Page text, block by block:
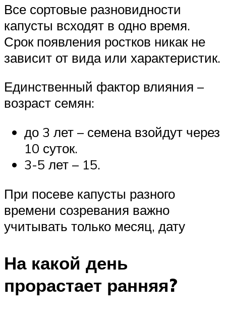
Все сортовые разновидности
капусты всходят в одно время.
Срок появления ростков никак не
зависит от вида или характеристик.
Единственный фактор влияния –
возраст семян:
до 3 лет – семена взойдут через
10 суток.
3-5 лет – 15.
При посеве капусты разного
времени созревания важно
учитывать только месяц, дату
На какой день
прорастает ранняя?